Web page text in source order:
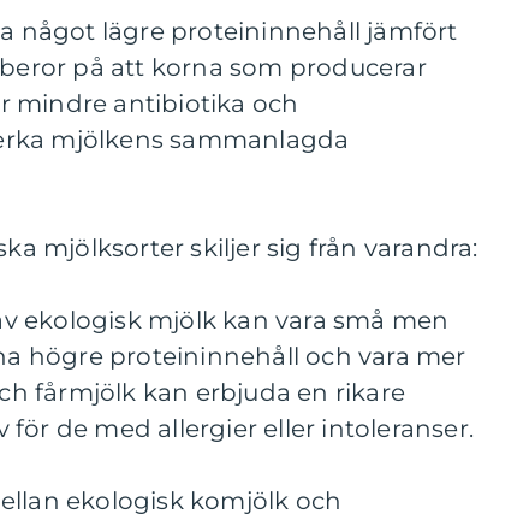
något lägre proteininnehåll jämfört
på att korna som producerar
mindre antibiotika och
mjölkens sammanlagda
mjölksorter skiljer sig från varandra:
ekologisk mjölk kan vara små men
högre proteininnehåll och vara mer
fårmjölk kan erbjuda en rikare
de med allergier eller intoleranser.
ekologisk komjölk och